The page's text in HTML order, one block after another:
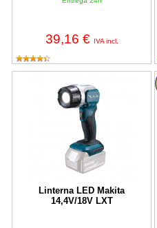
39,16 € IVA incl.
Linterna LED Makita
14,4V/18V LXT
Linterna LED Makita 14,4V/18V